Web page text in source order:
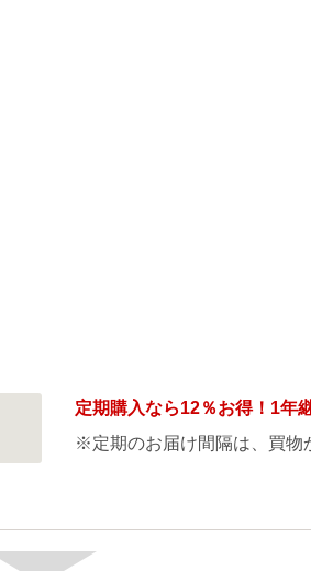
定期購入なら12％お得！1年
※定期のお届け間隔は、買物